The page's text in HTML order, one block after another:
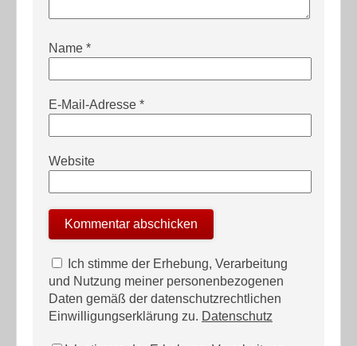
Name *
E-Mail-Adresse *
Website
Ich stimme der Erhebung, Verarbeitung
und Nutzung meiner personenbezogenen
Daten gemäß der datenschutzrechtlichen
Einwilligungserklärung zu. Datenschutz